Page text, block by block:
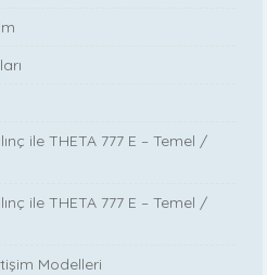
ile THETA 777 E – Temel /
ile THETA 777 E – Temel /
Modelleri